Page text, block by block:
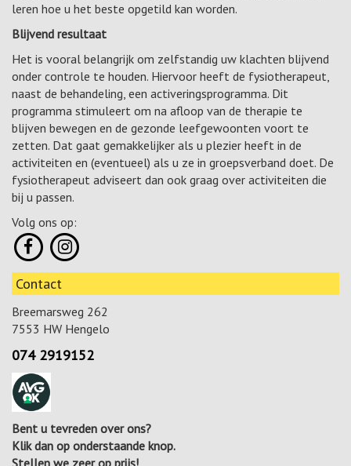
leren hoe u het beste opgetild kan worden.
Blijvend resultaat
Het is vooral belangrijk om zelfstandig uw klachten blijvend
onder controle te houden. Hiervoor heeft de fysiotherapeut,
naast de behandeling, een activeringsprogramma. Dit
programma stimuleert om na afloop van de therapie te
blijven bewegen en de gezonde leefgewoonten voort te
zetten. Dat gaat gemakkelijker als u plezier heeft in de
activiteiten en (eventueel) als u ze in groepsverband doet. De
fysiotherapeut adviseert dan ook graag over activiteiten die
bij u passen.
Volg ons op:
Contact
Breemarsweg 262
7553 HW Hengelo
074 2919152
Bent u tevreden over ons?
Klik dan op onderstaande knop.
Stellen we zeer op prijs!